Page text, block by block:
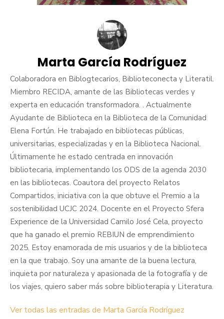
Marta García Rodríguez
Colaboradora en Biblogtecarios, Biblioteconecta y Literatil.
Miembro RECIDA, amante de las Bibliotecas verdes y
experta en educación transformadora. . Actualmente
Ayudante de Biblioteca en la Biblioteca de la Comunidad
Elena Fortún. He trabajado en bibliotecas públicas,
universitarias, especializadas y en la Biblioteca Nacional.
Últimamente he estado centrada en innovación
bibliotecaria, implementando los ODS de la agenda 2030
en las bibliotecas. Coautora del proyecto Relatos
Compartidos, iniciativa con la que obtuve el Premio a la
sostenibilidad UCJC 2024. Docente en el Proyecto Sfera
Experience de la Universidad Camilo José Cela, proyecto
que ha ganado el premio REBIUN de emprendimiento
2025. Estoy enamorada de mis usuarios y de la biblioteca
en la que trabajo. Soy una amante de la buena lectura,
inquieta por naturaleza y apasionada de la fotografía y de
los viajes, quiero saber más sobre biblioterapia y Literatura.
Ver todas las entradas de Marta García Rodríguez